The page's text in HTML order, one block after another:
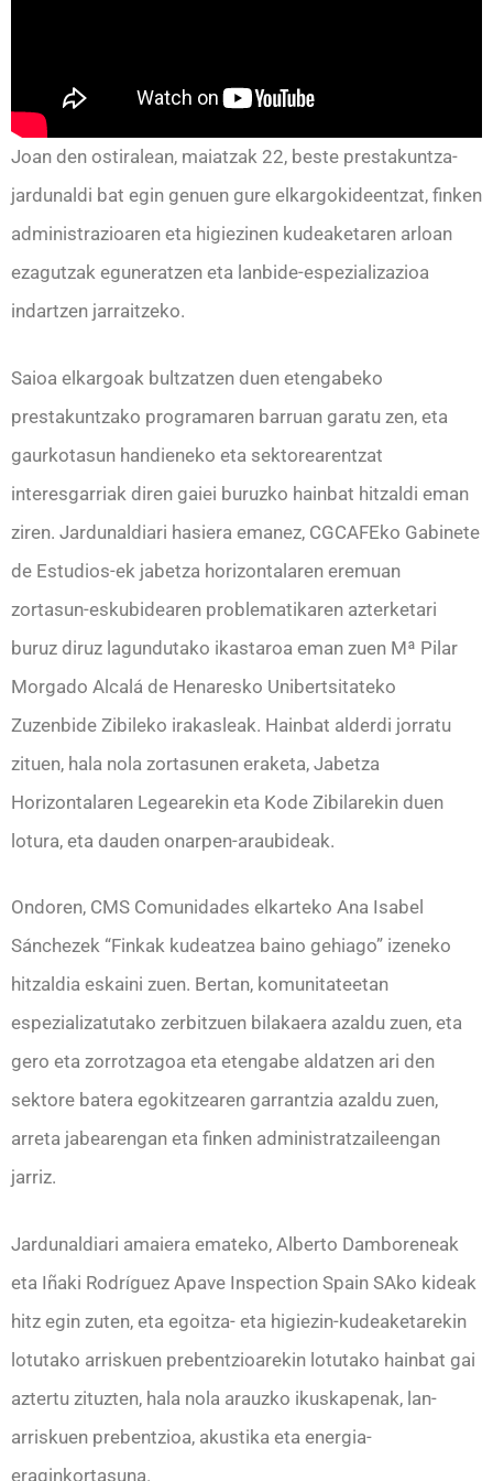
Joan den ostiralean, maiatzak 22, beste prestakuntza-
jardunaldi bat egin genuen gure elkargokideentzat, finken
administrazioaren eta higiezinen kudeaketaren arloan
ezagutzak eguneratzen eta lanbide-espezializazioa
indartzen jarraitzeko.
Saioa elkargoak bultzatzen duen etengabeko
prestakuntzako programaren barruan garatu zen, eta
gaurkotasun handieneko eta sektorearentzat
interesgarriak diren gaiei buruzko hainbat hitzaldi eman
ziren. Jardunaldiari hasiera emanez, CGCAFEko Gabinete
de Estudios-ek jabetza horizontalaren eremuan
zortasun-eskubidearen problematikaren azterketari
buruz diruz lagundutako ikastaroa eman zuen Mª Pilar
Morgado Alcalá de Henaresko Unibertsitateko
Zuzenbide Zibileko irakasleak. Hainbat alderdi jorratu
zituen, hala nola zortasunen eraketa, Jabetza
Horizontalaren Legearekin eta Kode Zibilarekin duen
lotura, eta dauden onarpen-araubideak.
Ondoren, CMS Comunidades elkarteko Ana Isabel
Sánchezek “Finkak kudeatzea baino gehiago” izeneko
hitzaldia eskaini zuen. Bertan, komunitateetan
espezializatutako zerbitzuen bilakaera azaldu zuen, eta
gero eta zorrotzagoa eta etengabe aldatzen ari den
sektore batera egokitzearen garrantzia azaldu zuen,
arreta jabearengan eta finken administratzaileengan
jarriz.
Jardunaldiari amaiera emateko, Alberto Damboreneak
eta Iñaki Rodríguez Apave Inspection Spain SAko kideak
hitz egin zuten, eta egoitza- eta higiezin-kudeaketarekin
lotutako arriskuen prebentzioarekin lotutako hainbat gai
aztertu zituzten, hala nola arauzko ikuskapenak, lan-
arriskuen prebentzioa, akustika eta energia-
eraginkortasuna.